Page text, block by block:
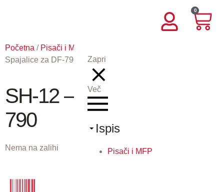
0
Zapri
Več
Ispis
Pisači i MFP
Početna / Pisači i MFP
Spajalice za DF-790
SH-12 – Spajalice za DF-
790
Nema na zalihi